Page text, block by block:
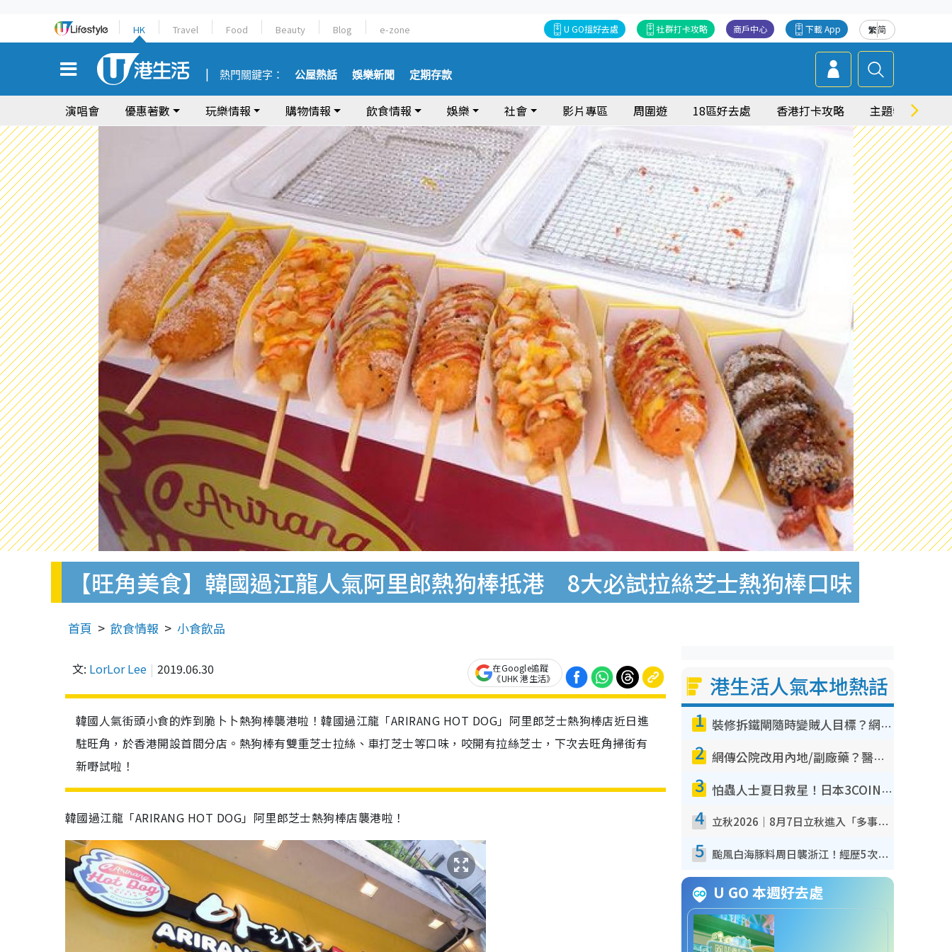
HK Travel Food Beauty Blog e-zone 繁简
下載 App
商戶中心
社群打卡攻略
U GO搵好去處
熱門關鍵字： 公屋熱話 娛樂新聞 定期存款
演唱會 優惠著數 玩樂情報 購物情報 飲食情報 娛樂 社會 影片專區 周圍遊 18區好去處 香港打卡攻略 主題特集
【旺角美食】韓國過江龍人氣阿里郎熱狗棒抵港 8大必試拉絲芝士熱狗棒口味
首頁 飲食情報 小食飲品
文: LorLor Lee 2019.06.30
在Google追蹤
《UHK 港生活》
韓國人氣街頭小食的炸到脆卜卜熱狗棒襲港啦！韓國過江龍「ARIRANG HOT DOG」阿里郎芝士熱狗棒店近日進
駐旺角，於香港開設首間分店。熱狗棒有雙重芝士拉絲、車打芝士等口味，咬開有拉絲芝士，下次去旺角掃街有
新嘢試啦！
韓國過江龍「ARIRANG HOT DOG」阿里郎芝士熱狗棒店襲港啦！
港生活人氣本地熱話
1 裝修拆鐵閘隨時變賊人目標？網民揭2大關鍵用途：裝新式等於白裝？附新舊鐵閘分別
2 網傳公院改用內地/副廠藥？醫生拆解正副廠分別 揭4類人換藥隨時出事
3 怕蟲人士夏日救星！日本3COINS爆紅驅蟲神器$45起 1招「全程免觸碰」輕鬆搞定小強
4 立秋2026｜8月7日立秋進入「多事之秋」 3件事唔做得！專家教6招開運 清枱頭／銀包納氣接好運
5 颱風白海豚料周日襲浙江！經歷5次「眼牆置換」極罕見 成登陸內地最長途颱風
U GO 本週好去處